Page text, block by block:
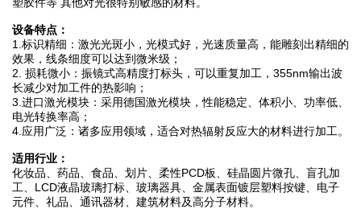
设备特点：
1.标识精细：激光光斑小，光模式好，光速质量高，能雕刻出精细的
效果，线条细度可以达到微米级；
2. 损耗微小：振镜式高精度打标头，可以重复加工，355nm输出波
长减少对加工件的热影响；
3.进口激光模块：采用德国激光模块，性能稳定、体积小、功率低、
电光转换率高；
4.应用广泛：诸多应用领域，适合对热辐射反应大的材料进行加工。
适用行业：
化妆品、药品、食品、划片、柔性PCD板、硅晶圆片微孔、盲孔加
工、LCD液晶玻璃打标、玻璃器具、金属表面镀层塑料按键、电子
元件、礼品、通讯器材、建筑材料及高分子材料。